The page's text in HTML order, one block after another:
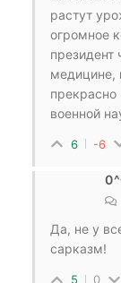
растут
огромное
президент
медицине,
прекрасно
военной
6 -6
Да, не у
сарказм!
5 0